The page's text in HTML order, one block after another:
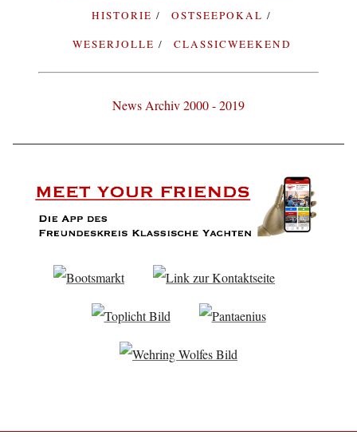
HISTORIE
OSTSEEPOKAL
WESERJOLLE
CLASSICWEEKEND
News Archiv 2000 - 2019